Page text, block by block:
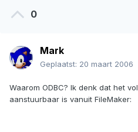
0
Mark
Geplaatst: 20 maart 2006
Waarom ODBC? Ik denk dat het
aanstuurbaar is vanuit FileMaker: